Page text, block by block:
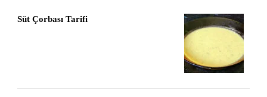
Süt Çorbası Tarifi